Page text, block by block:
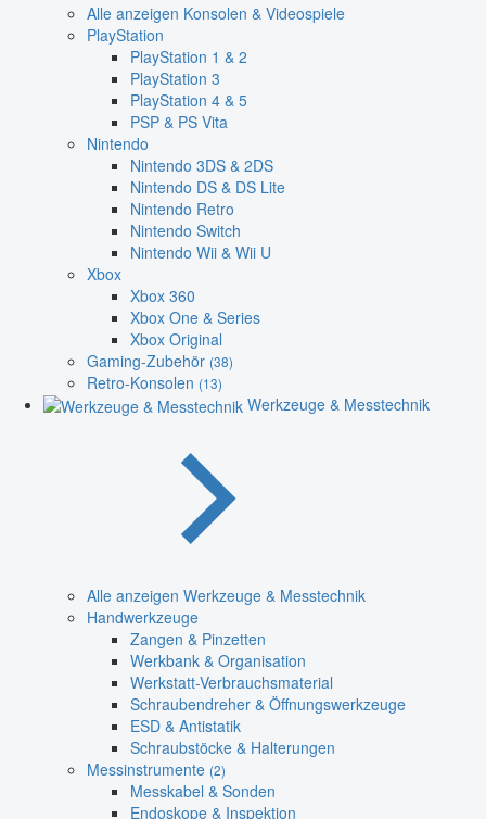
Alle anzeigen Konsolen & Videospiele
PlayStation
PlayStation 1 & 2
PlayStation 3
PlayStation 4 & 5
PSP & PS Vita
Nintendo
Nintendo 3DS & 2DS
Nintendo DS & DS Lite
Nintendo Retro
Nintendo Switch
Nintendo Wii & Wii U
Xbox
Xbox 360
Xbox One & Series
Xbox Original
Gaming-Zubehör (38)
Retro-Konsolen (13)
Werkzeuge & Messtechnik
Alle anzeigen Werkzeuge & Messtechnik
Handwerkzeuge
Zangen & Pinzetten
Werkbank & Organisation
Werkstatt-Verbrauchsmaterial
Schraubendreher & Öffnungswerkzeuge
ESD & Antistatik
Schraubstöcke & Halterungen
Messinstrumente (2)
Messkabel & Sonden
Endoskope & Inspektion